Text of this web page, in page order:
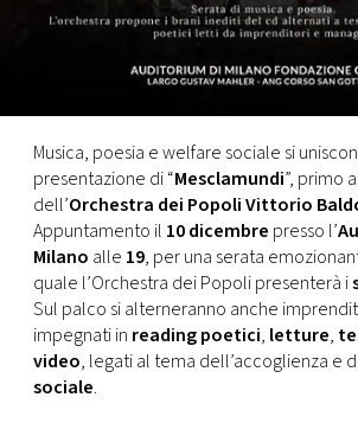
TV
PRINCIPATO
DI
MONACO
RMC
CONSIGLIA
Musica, poesia e welfare sociale si
presentazione di “Mesclamundi”, primo
dell’Orchestra dei Popoli Vittorio
Appuntamento il 10 dicembre presso l’
Milano alle 19, per una serata
quale l’Orchestra dei Popoli presenterà i
Sul palco si alterneranno anche
impegnati in reading poetici, letture,
video, legati al tema dell’accoglienza e
sociale.